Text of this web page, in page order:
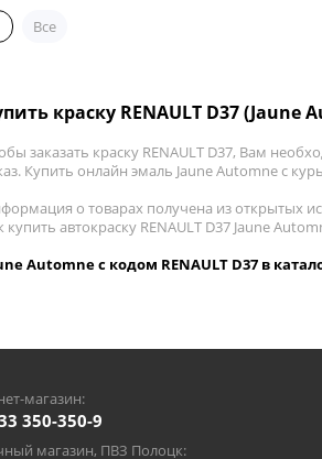
Все
краску RENAULT D37 (Jaune
заказать краску RENAULT D37, Вам
Купить онлайн эмаль Jaune Automne с
о товарах получена из открытых
купить автокраску RENAULT D37 Jaune
Automne с кодом RENAULT D37 в
магазин:
350-350-9
магазин, ПВЗ Полоцк: